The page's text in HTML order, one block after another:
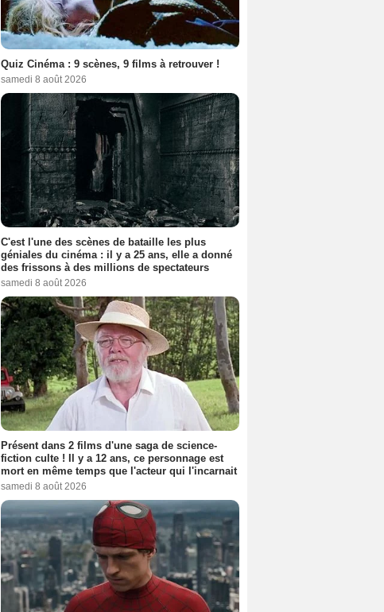
Quiz Cinéma : 9 scènes, 9 films à retrouver !
samedi 8 août 2026
C'est l'une des scènes de bataille les plus
géniales du cinéma : il y a 25 ans, elle a donné
des frissons à des millions de spectateurs
samedi 8 août 2026
Présent dans 2 films d'une saga de science-
fiction culte ! Il y a 12 ans, ce personnage est
mort en même temps que l'acteur qui l'incarnait
samedi 8 août 2026